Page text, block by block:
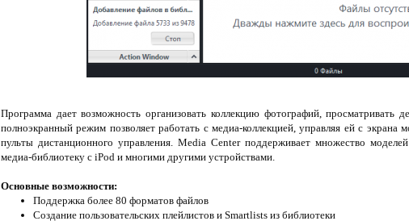
Программа дает возможность организовать коллекцию фотографий,
полноэкранный режим позволяет работать с медиа-коллекцией, управляя ей с
пульты дистанционного управления. Media Center поддерживает множество
медиа-библиотеку с iPod и многими другими устройствами.
Основные возможности:
Поддержка более 80 форматов файлов
Создание пользовательских плейлистов и Smartlists из библиотеки